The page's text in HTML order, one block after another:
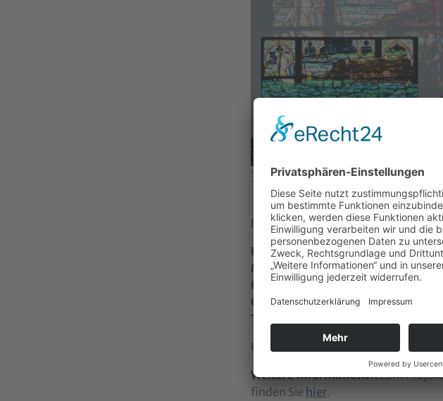
Skizze DIE DARSTELLERIN.
Ein rund 90-minütiges Videoder
Konzept/Dramaturgie: Zoe
Musikalische Leitung: Elena Pierini
Komposition: Elena Pierini
Gesang: Antoaneta Mineva, Jovana
Text
Kulisse und Bild konnten bereits
Weitere Informationenzum
finden Sie hier.